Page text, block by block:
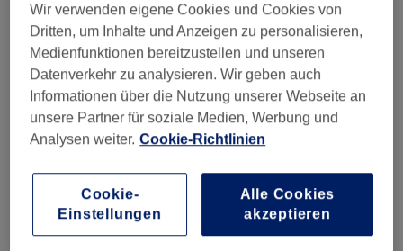
Khatt-Ab Der Meister Friseur
Wir verwenden eigene Cookies und Cookies von
Dritten, um Inhalte und Anzeigen zu personalisieren,
Medienfunktionen bereitzustellen und unseren
Datenverkehr zu analysieren. Wir geben auch
Informationen über die Nutzung unserer Webseite an
unsere Partner für soziale Medien, Werbung und
Analysen weiter. Cookie-Richtlinien
Cookie-
Einstellungen
Alle Cookies
akzeptieren